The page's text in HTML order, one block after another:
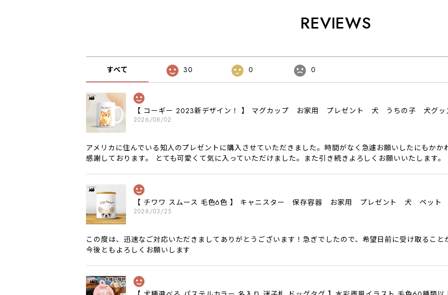
REVIEWS
すべて 30 0 0
【 コーギー 2023新デザイン！ 】 マグカップ お家用 プレゼント 犬 うちの子 犬グ
2026/08/02
アメリカに住んでいる知人のプレゼントに購入させていただきました。時間がなく急遽お願いしたにもか
感謝しております。 とても可愛くて気に入っていただけました。また引き続きよろしくお願いいたします。
【 チワワ スムース 毛色6色 】 キャニスター 保存容器 お家用 プレゼント 犬 ペッ
2026/03/25
この度は、迅速なご対応いただきましてありがとうございます！急ぎでしたので、希望日前に受け取るこ
今後ともよろしくお願いします